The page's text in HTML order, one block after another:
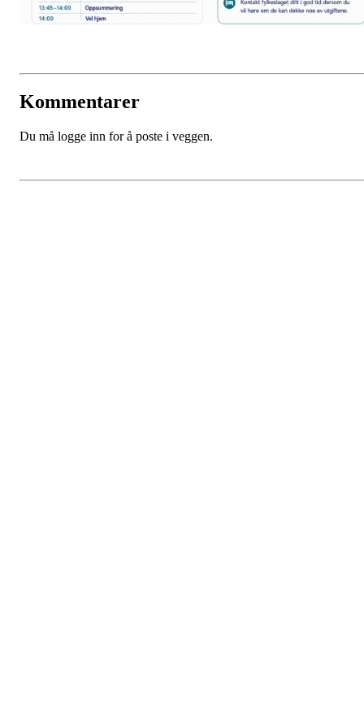
Kommentarer
Du må logge inn for å poste i veggen.